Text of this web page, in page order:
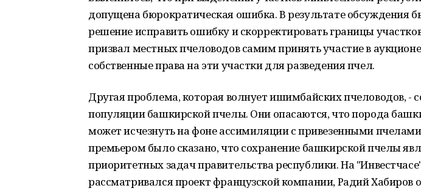
допущена бюрократическая ошибка. В результате обсуждения
решение исправить ошибку и скорректировать границы
призвал местных пчеловодов самим принять участие в
собственные права на эти участки для разведения пчел.
Другая проблема, которая волнует ишимбайских пчеловодов, -
популяции башкирской пчелы. Они опасаются, что порода
может исчезнуть на фоне ассимиляции с привезенными
премьером было сказано, что сохранение башкирской пчелы
приоритетных задач правительства республики. На
рассматривался проект французской компании, Радий Хабиров